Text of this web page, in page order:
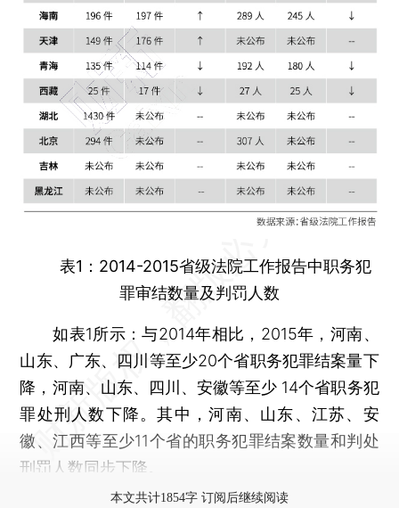
表1：2014-2015省级法院工作报告中职务犯
罪审结数量及判罚人数
如表1所示：与2014年相比，2015年，河南、
山东、广东、四川等至少20个省职务犯罪结案量下
降，河南、山东、四川、安徽等至少 14个省职务犯
罪处刑人数下降。其中，河南、山东、江苏、安
徽、江西等至少11个省的职务犯罪结案数量和判处
刑罚人数同步下降。
本文共计1854字 订阅后继续阅读